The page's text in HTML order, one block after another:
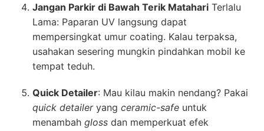
Jangan Parkir di Bawah Terik Matahari Terlalu
Lama: Paparan UV langsung dapat
mempersingkat umur coating. Kalau terpaksa,
usahakan sesering mungkin pindahkan mobil ke
tempat teduh.
Quick Detailer: Mau kilau makin nendang? Pakai
quick detaileryang ceramic-safe untuk
menambah gloss dan memperkuat efek